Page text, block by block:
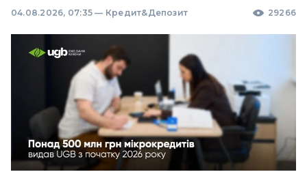
04.08.2026, 07:35 — Кредит&Депозит 29266